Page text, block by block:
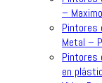
– Maximo
Pintores
Metal –
Pintores
en